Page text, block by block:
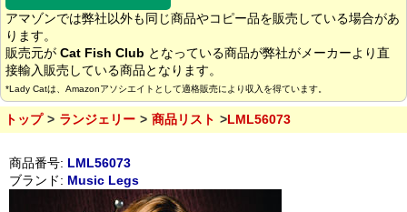
アマゾンでは弊社以外も同じ商品やコピー品を販売している場合があ
ります。
販売元が Cat Fish Club となっている商品が弊社がメーカーより直
接輸入販売している商品となります。
*Lady Catは、Amazonアソシエイトとして適格販売により収入を得ています。
トップ ランジェリー 商品リスト LML56073
商品番号: LML56073
ブランド: Music Legs